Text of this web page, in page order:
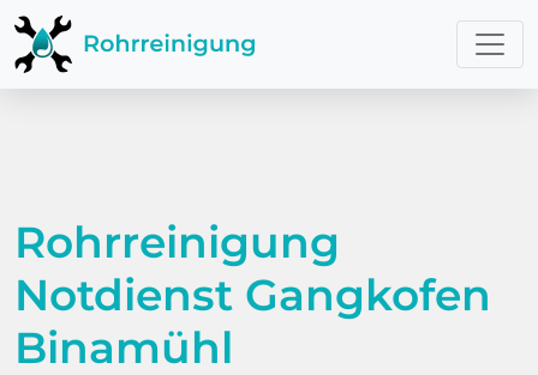
Rohrreinigung
Notdienst Gangkofen
Binamühl